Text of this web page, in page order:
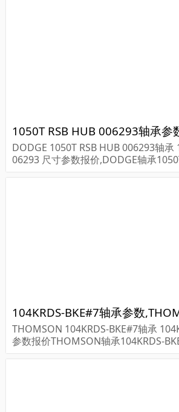
DODGE 1050T RSB HUB 006293轴承
06293 尺寸参数报价,DODGE轴承
THOMSON 104KRDS-BKE#7轴承
参数报价THOMSON轴承104KRDS-